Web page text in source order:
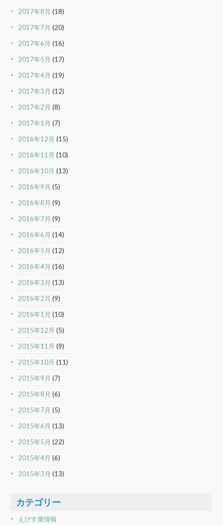
2017年8月 (18)
2017年7月 (20)
2017年6月 (16)
2017年5月 (17)
2017年4月 (19)
2017年3月 (12)
2017年2月 (8)
2017年1月 (7)
2016年12月 (15)
2016年11月 (10)
2016年10月 (13)
2016年9月 (5)
2016年8月 (9)
2016年7月 (9)
2016年6月 (14)
2016年5月 (12)
2016年4月 (16)
2016年3月 (13)
2016年2月 (9)
2016年1月 (10)
2015年12月 (5)
2015年11月 (9)
2015年10月 (11)
2015年9月 (7)
2015年8月 (6)
2015年7月 (5)
2015年6月 (13)
2015年5月 (22)
2015年4月 (6)
2015年3月 (13)
カテゴリー
えびす屋情報